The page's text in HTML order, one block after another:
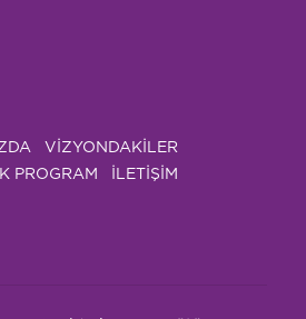
VIZYONDAKILER
PROGRAM
İLETİŞİM